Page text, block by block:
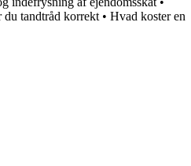
du tandtråd korrekt • Hvad koster en